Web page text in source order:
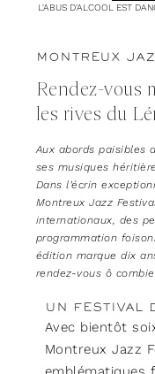
L'ABUS D'ALCOOL EST
26.06.25
MONTREUX
Rendez-vous
les rives du
Aux abords paisibles
ses musiques
Dans l’écrin
Montreux Jazz
internationaux, des
programmation
édition marque dix
rendez-vous ô
UN FESTIVAL
Avec bientôt
Montreux Jazz